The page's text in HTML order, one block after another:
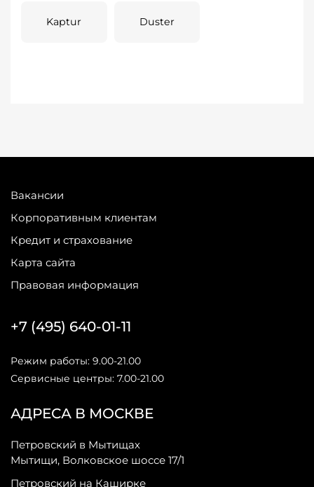
Kaptur Duster
Вакансии
Корпоративным клиентам
Кредит и страхование
Карта сайта
Правовая информация
АДРЕСА В МОСКВЕ
Петровский в Мытищах
Мытищи, Волковское шоссе 17/1
Петровский на Каширке
+7 (495) 640-01-11
Режим работы: 9.00-21.00
Сервисные центры: 7.00-21.00